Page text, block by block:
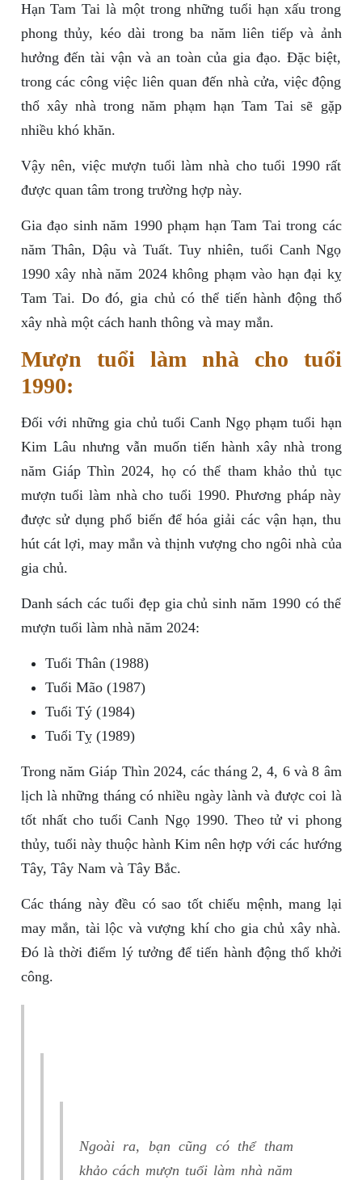
Hạn Tam Tai là một trong những tuổi hạn xấu trong
phong thủy, kéo dài trong ba năm liên tiếp và ảnh
hưởng đến tài vận và an toàn của gia đạo. Đặc biệt,
trong các công việc liên quan đến nhà cửa, việc động
thổ xây nhà trong năm phạm hạn Tam Tai sẽ gặp
nhiều khó khăn.
Vậy nên, việc mượn tuổi làm nhà cho tuổi 1990 rất
được quan tâm trong trường hợp này.
Gia đạo sinh năm 1990 phạm hạn Tam Tai trong các
năm Thân, Dậu và Tuất. Tuy nhiên, tuổi Canh Ngọ
1990 xây nhà năm 2024 không phạm vào hạn đại kỵ
Tam Tai. Do đó, gia chủ có thể tiến hành động thổ
xây nhà một cách hanh thông và may mắn.
Mượn tuổi làm nhà cho tuổi
1990:
Đối với những gia chủ tuổi Canh Ngọ phạm tuổi hạn
Kim Lâu nhưng vẫn muốn tiến hành xây nhà trong
năm Giáp Thìn 2024, họ có thể tham khảo thủ tục
mượn tuổi làm nhà cho tuổi 1990. Phương pháp này
được sử dụng phổ biến để hóa giải các vận hạn, thu
hút cát lợi, may mắn và thịnh vượng cho ngôi nhà của
gia chủ.
Danh sách các tuổi đẹp gia chủ sinh năm 1990 có thể
mượn tuổi làm nhà năm 2024:
Tuổi Thân (1988)
Tuổi Mão (1987)
Tuổi Tý (1984)
Tuổi Tỵ (1989)
Trong năm Giáp Thìn 2024, các tháng 2, 4, 6 và 8 âm
lịch là những tháng có nhiều ngày lành và được coi là
tốt nhất cho tuổi Canh Ngọ 1990. Theo tử vi phong
thủy, tuổi này thuộc hành Kim nên hợp với các hướng
Tây, Tây Nam và Tây Bắc.
Các tháng này đều có sao tốt chiếu mệnh, mang lại
may mắn, tài lộc và vượng khí cho gia chủ xây nhà.
Đó là thời điểm lý tưởng để tiến hành động thổ khởi
công.
Ngoài ra, bạn cũng có thể tham
khảo cách mượn tuổi làm nhà năm